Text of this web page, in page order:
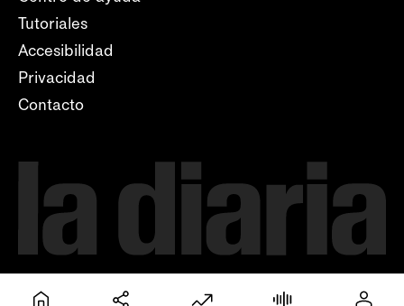
Tutoriales
Accesibilidad
Privacidad
Contacto